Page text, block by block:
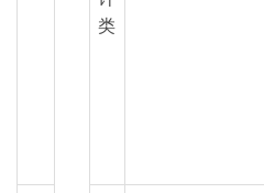
类